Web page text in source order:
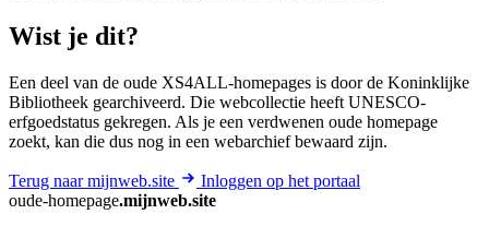
Wist je dit?
Een deel van de oude XS4ALL-homepages is door de Koninklijke
Bibliotheek gearchiveerd. Die webcollectie heeft UNESCO-
erfgoedstatus gekregen. Als je een verdwenen oude homepage
zoekt, kan die dus nog in een webarchief bewaard zijn.
Terug naar mijnweb.site
Inloggen op het portaal
oude-homepage.mijnweb.site